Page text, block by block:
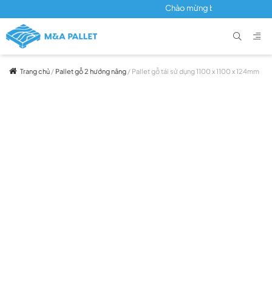
Chào mừng bạn đến với M&A
Trang chủ / Pallet gỗ 2 hướng nâng / Pallet gỗ tái sử dụng 1100 x 1100 x 124mm